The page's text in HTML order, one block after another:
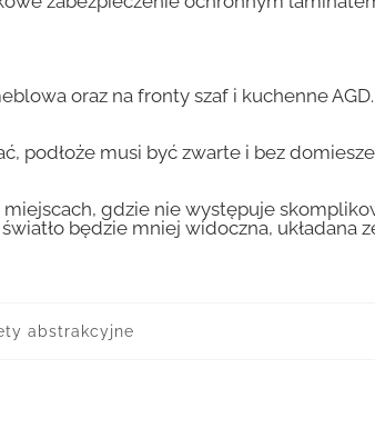
oraz na fronty szaf i kuchenne
podłoże musi być zwarte i bez
gdzie nie występuje
będzie mniej widoczna, układana
abstrakcyjne